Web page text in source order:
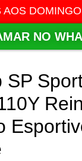
AOS
NO
SP